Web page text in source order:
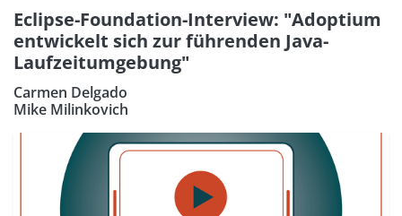
Eclipse-Foundation-Interview: "Adoptium
entwickelt sich zur führenden Java-
Laufzeitumgebung"
Carmen Delgado
Mike Milinkovich